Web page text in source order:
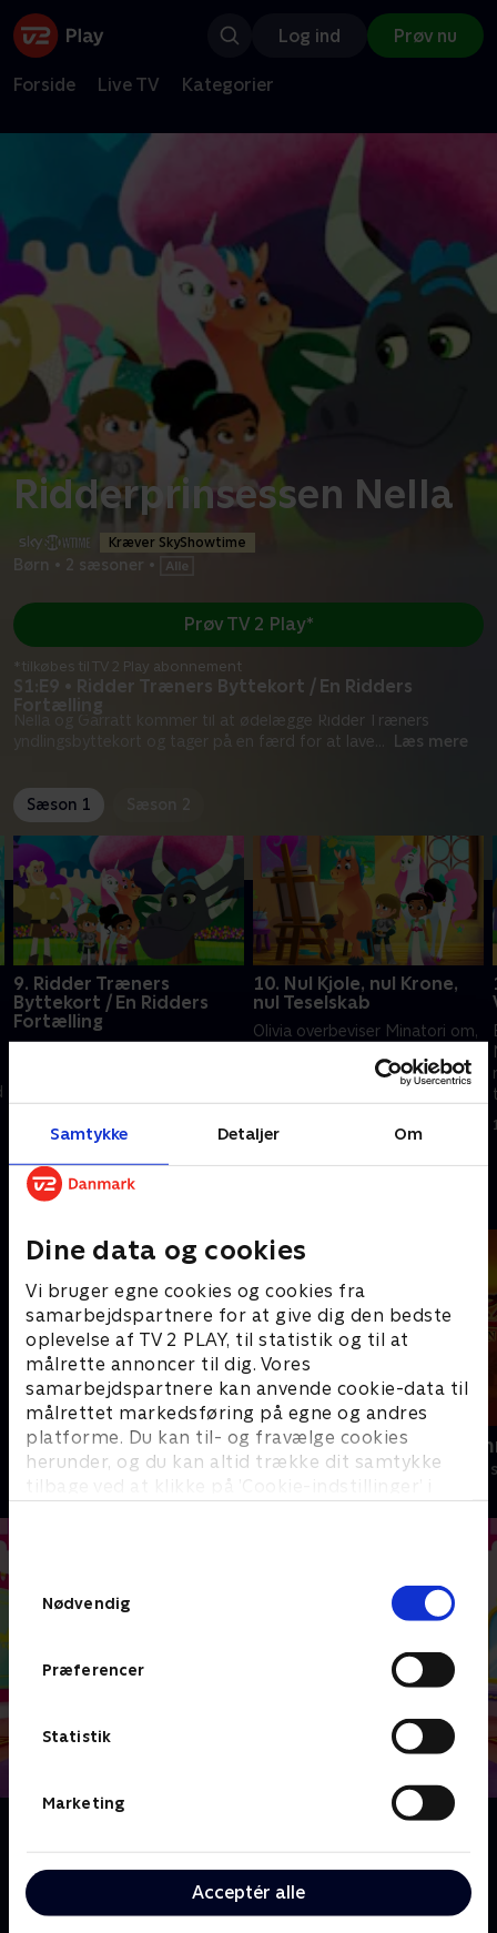
Samtykke Detaljer Om
Dine data og cookies
Vi bruger egne cookies og cookies fra
samarbejdspartnere for at give dig den bedste
oplevelse af TV 2 PLAY, til statistik og til at
målrette annoncer til dig. Vores
samarbejdspartnere kan anvende cookie-data til
målrettet markedsføring på egne og andres
platforme. Du kan til- og fravælge cookies
herunder, og du kan altid trække dit samtykke
tilbage ved at klikke på ’Cookie-indstillinger’ i
Nødvendig
Præferencer
Statistik
Marketing
Acceptér alle
Log ind Prøv nu
Forside Live TV Kategorier
Ridderprinsessen Nella
Kræver SkyShowtime
Børn • 2 sæsoner •
S1:E9 • Ridder Træners Byttekort / En Ridders
Fortælling
Nella og Garratt kommer til at ødelægge Ridder Træners
yndlingsbyttekort og tager på en færd for at lave
Læs mere
Prøv TV 2 Play*
*tilkøbes til TV 2 Play abonnement
Sæson 1 Sæson 2
9. Ridder Træners
Byttekort / En Ridders
Fortælling
1. juli 2021 • 21 min
10. Nul Kjole, nul Krone,
nul Teselskab
Olivia overbeviser Minatori om,
komme med til et fornemt
Andre så også
Miraculous
Børneserier • 3 sæsoner
Zorro the
Børneserier • 1
tager på fantastiske eventyr med sine venner, ridder
Garrett, Trinket og Clod, for at kæmpe det godes sag.